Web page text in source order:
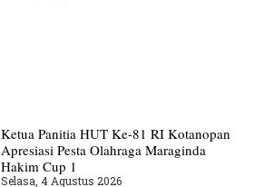
Ketua Panitia HUT Ke-81 RI Kotanopan
Apresiasi Pesta Olahraga Maraginda
Hakim Cup 1
Selasa, 4 Agustus 2026